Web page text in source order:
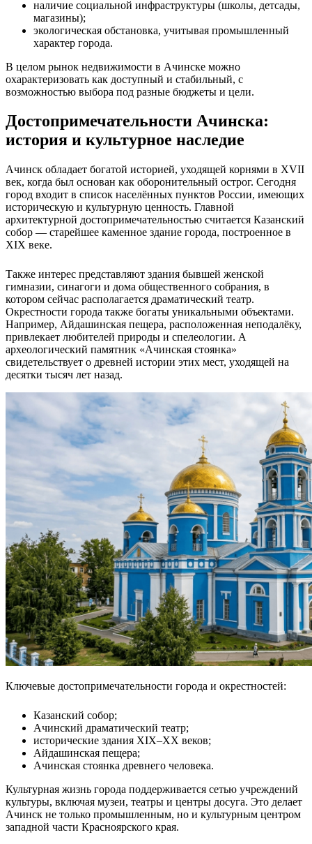
наличие социальной инфраструктуры (школы, детсады,
магазины);
экологическая обстановка, учитывая промышленный
характер города.
В целом рынок недвижимости в Ачинске можно
охарактеризовать как доступный и стабильный, с
возможностью выбора под разные бюджеты и цели.
Достопримечательности Ачинска:
история и культурное наследие
Ачинск обладает богатой историей, уходящей корнями в XVII
век, когда был основан как оборонительный острог. Сегодня
город входит в список населённых пунктов России, имеющих
историческую и культурную ценность. Главной
архитектурной достопримечательностью считается Казанский
собор — старейшее каменное здание города, построенное в
XIX веке.
Также интерес представляют здания бывшей женской
гимназии, синагоги и дома общественного собрания, в
котором сейчас располагается драматический театр.
Окрестности города также богаты уникальными объектами.
Например, Айдашинская пещера, расположенная неподалёку,
привлекает любителей природы и спелеологии. А
археологический памятник «Ачинская стоянка»
свидетельствует о древней истории этих мест, уходящей на
десятки тысяч лет назад.
Ключевые достопримечательности города и окрестностей:
Казанский собор;
Ачинский драматический театр;
исторические здания XIX–XX веков;
Айдашинская пещера;
Ачинская стоянка древнего человека.
Культурная жизнь города поддерживается сетью учреждений
культуры, включая музеи, театры и центры досуга. Это делает
Ачинск не только промышленным, но и культурным центром
западной части Красноярского края.